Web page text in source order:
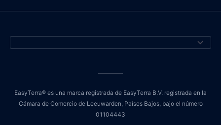
EasyTerra® es una marca registrada de EasyTerra B.V. registrada en la
Cámara de Comercio de Leeuwarden, Países Bajos, bajo el número
01104443